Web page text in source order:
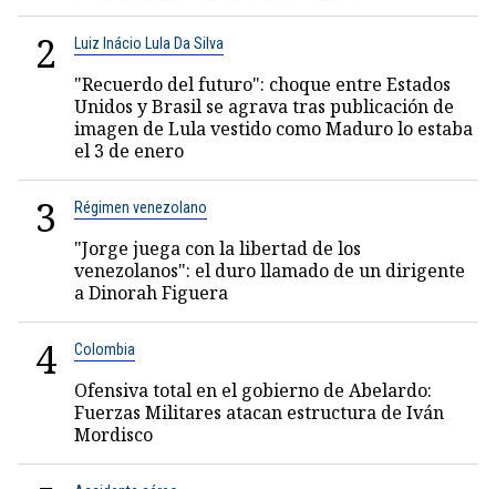
2 Luiz Inácio Lula Da Silva
"Recuerdo del futuro": choque entre Estados
Unidos y Brasil se agrava tras publicación de
imagen de Lula vestido como Maduro lo estaba
el 3 de enero
3 Régimen venezolano
"Jorge juega con la libertad de los
venezolanos": el duro llamado de un dirigente
a Dinorah Figuera
4 Colombia
Ofensiva total en el gobierno de Abelardo:
Fuerzas Militares atacan estructura de Iván
Mordisco